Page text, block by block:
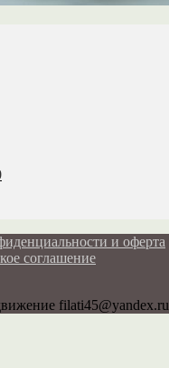
и оферта
соглашение
filati45@yandex.ru